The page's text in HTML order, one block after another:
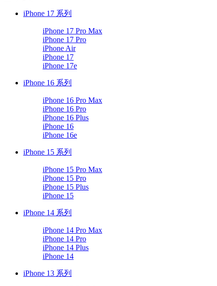
iPhone 17 系列
iPhone 17 Pro Max
iPhone 17 Pro
iPhone Air
iPhone 17
iPhone 17e
iPhone 16 系列
iPhone 16 Pro Max
iPhone 16 Pro
iPhone 16 Plus
iPhone 16
iPhone 16e
iPhone 15 系列
iPhone 15 Pro Max
iPhone 15 Pro
iPhone 15 Plus
iPhone 15
iPhone 14 系列
iPhone 14 Pro Max
iPhone 14 Pro
iPhone 14 Plus
iPhone 14
iPhone 13 系列